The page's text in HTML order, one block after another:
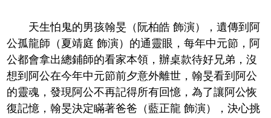
天生怕鬼的男孩翰旻（阮柏皓 飾演），遺傳到阿
公孤龍師（夏靖庭 飾演）的通靈眼，每年中元節，阿
公都會拿出總鋪師的看家本領，辦桌款待好兄弟，沒
想到阿公在今年中元節前夕意外離世，翰旻看到阿公
的靈魂，發現阿公不再記得所有回憶，為了讓阿公恢
復記憶，翰旻決定瞞著爸爸（藍正龍 飾演），決心挑